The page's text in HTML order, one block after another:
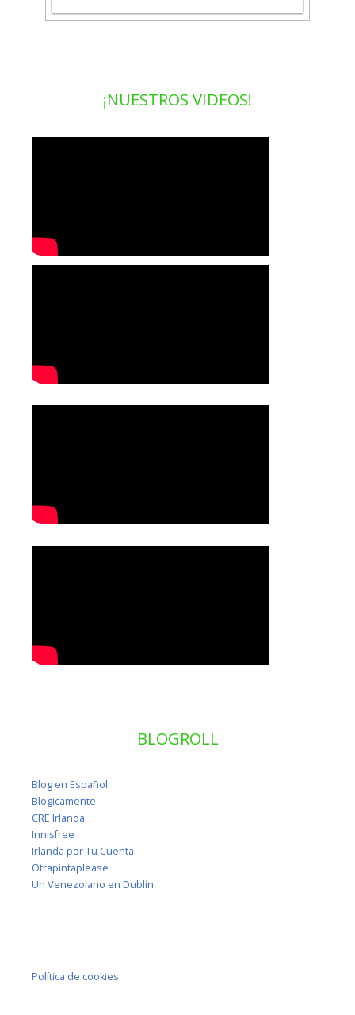
¡NUESTROS VIDEOS!
BLOGROLL
Blog en Español
Blogicamente
CRE Irlanda
Innisfree
Irlanda por Tu Cuenta
Otrapintaplease
Un Venezolano en Dublín
Política de cookies